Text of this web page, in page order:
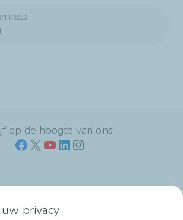
11/2023
op de hoogte van ons
privacy